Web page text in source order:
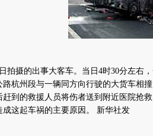
摄的出事大客车。当日4时30分左右
路杭州段与一辆同方向行驶的大货车相
赶到的救援人员将伤者送到附近医院抢
成这起车祸的主要原因。 新华社发